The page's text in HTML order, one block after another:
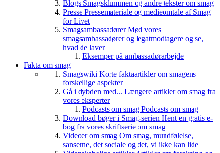
Blogs Smagsklummen og andre tekster om smag
Presse Pressemateriale og medieomtale af Smag
for Livet
SmagsambassadørerMød vores
smagsambassadører og legatmodtagere og se,
hvad de laver
Eksemper på ambassadørarbejde
Fakta om smag
Smagswiki Korte faktaartikler om smagens
forskellige aspekter
Gå i dybden med... Længere artikler om smag fra
vores eksperter
Podcasts om smag Podcasts om smag
Download bøger i Smag-serien Hent en gratis e-
bog fra vores skriftserie om smag
Videoer om smag Om smag, mundfølelse,
sanserne, det sociale og det, vi ikke kan lide